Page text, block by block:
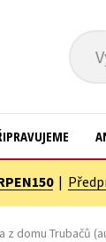
|
z domu Trubačů